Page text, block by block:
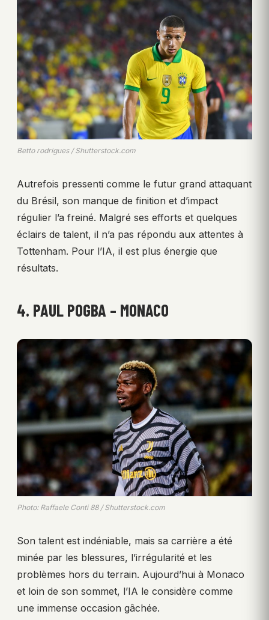
Betto rodrigues / Shutterstock.com
Autrefois pressenti comme le futur grand attaquant
du Brésil, son manque de finition et d’impact
régulier l’a freiné. Malgré ses efforts et quelques
éclairs de talent, il n’a pas répondu aux attentes à
Tottenham. Pour l’IA, il est plus énergie que
résultats.
4. PAUL POGBA – MONACO
Photo: Raffaele Conti 88 / Shutterstock.com
Son talent est indéniable, mais sa carrière a été
minée par les blessures, l’irrégularité et les
problèmes hors du terrain. Aujourd’hui à Monaco
et loin de son sommet, l’IA le considère comme
une immense occasion gâchée.